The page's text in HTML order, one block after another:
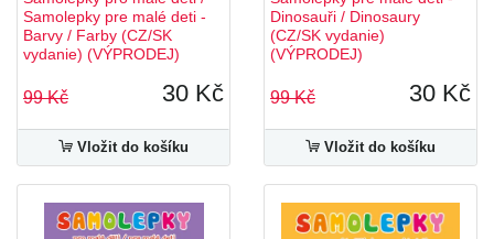
Samolepky pre malé deti -
Barvy / Farby (CZ/SK
vydanie) (VÝPRODEJ)
99 Kč 30 Kč
Vložit do košíku
Dinosauři / Dinosaury
(CZ/SK vydanie)
(VÝPRODEJ)
99 Kč 30 Kč
Vložit do košíku